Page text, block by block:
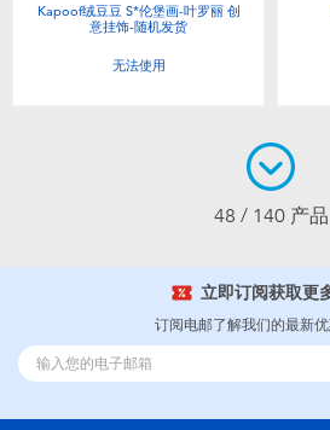
Kapoof绒豆豆 S*伦堡画-叶罗丽 创
意挂饰-随机发货
无法使用
48 / 140 产品
立即订阅获取更
订阅电邮了解我们的最新